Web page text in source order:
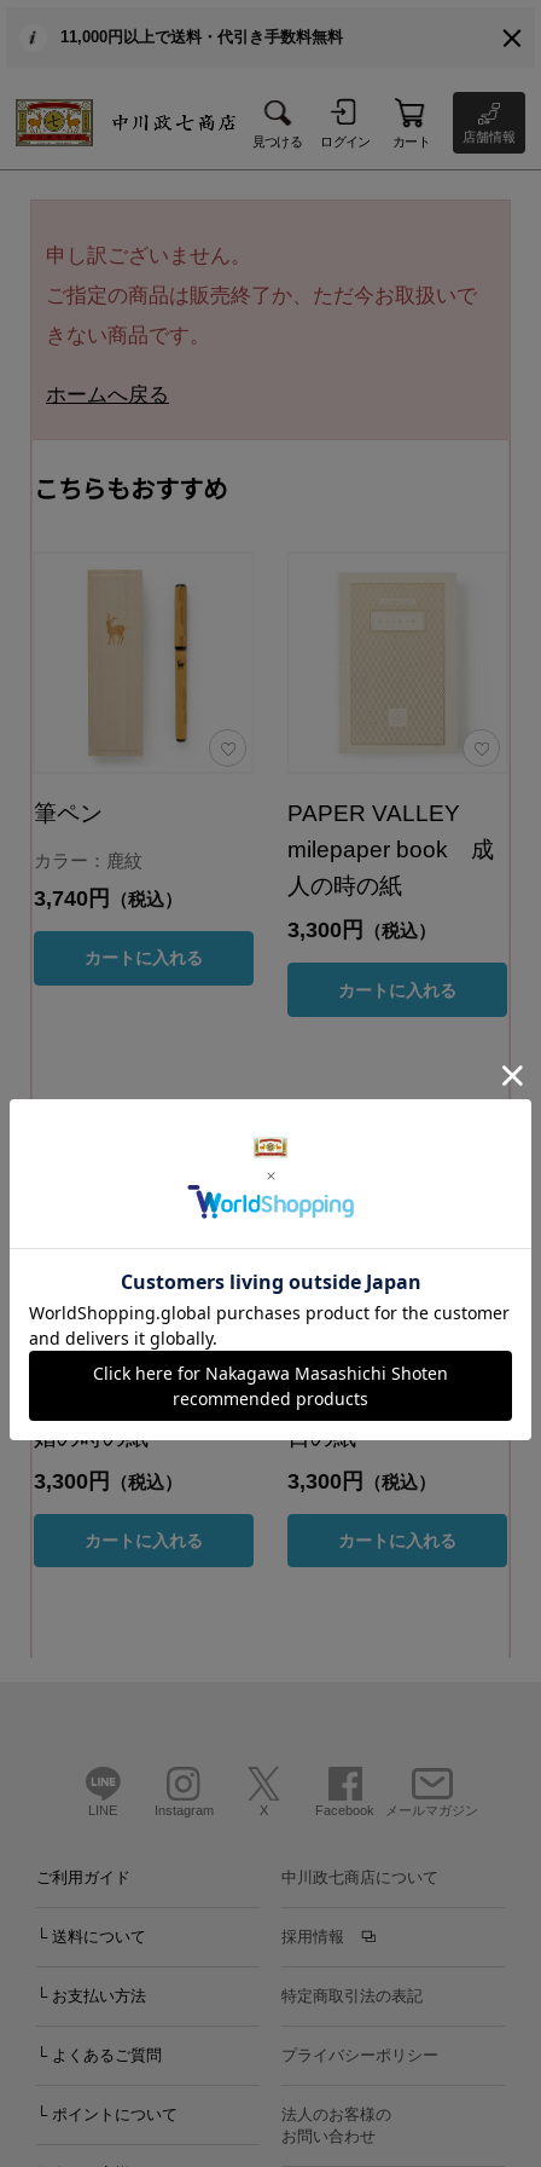
11,000円以上で送料・代引き手数料無料
見つける ログイン カート 店舗情報
申し訳ございません。
ご指定の商品は販売終了か、ただ今お取扱いで
きない商品です。
ホームへ戻る
こちらもおすすめ
筆ペン
カラー：鹿紋
3,740円 （税込）
カートに入れる
PAPER VALLEY
milepaper book 成
人の時の紙
3,300円 （税込）
カートに入れる
PAPER VALLEY
milepaper book 結
婚の時の紙
3,300円 （税込）
カートに入れる
PAPER VALLEY
milepaper book 母の
日の紙
3,300円 （税込）
カートに入れる
LINE Instagram X Facebook メールマガジン
ご利用ガイド
└ 送料について
└ お支払い方法
└ よくあるご質問
└ ポイントについて
中川政七商店について
採用情報
特定商取引法の表記
プライバシーポリシー
法人のお客様の
お問い合わせ